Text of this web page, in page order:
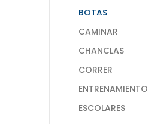
BOTAS
CAMINAR
CHANCLAS
CORRER
ENTRENAMIENTO
ESCOLARES